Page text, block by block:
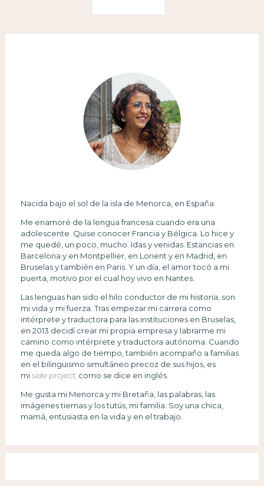
Nacida bajo el sol de la isla de Menorca, en España.
Me enamoré de la lengua francesa cuando era una
adolescente. Quise conocer Francia y Bélgica. Lo hice y
me quedé, un poco, mucho. Idas y venidas. Estancias en
Barcelona y en Montpellier, en Lorient y en Madrid, en
Bruselas y también en Paris. Y un día, el amor tocó a mi
puerta, motivo por el cual hoy vivo en Nantes.
Las lenguas han sido el hilo conductor de mi historia, son
mi vida y mi fuerza. Tras empezar mi carrera como
intérprete y traductora para las instituciones en Bruselas,
en 2013 decidí crear mi propia empresa y labrarme mi
camino como intérprete y traductora autónoma. Cuando
me queda algo de tiempo, también acompaño a familias
en el bilingüismo simultáneo precoz de sus hijos, es
mi side project, como se dice en inglés.
Me gusta mi Menorca y mi Bretaña, las palabras, las
imágenes tiernas y los tutús, mi familia. Soy una chica,
mamá, entusiasta en la vida y en el trabajo.